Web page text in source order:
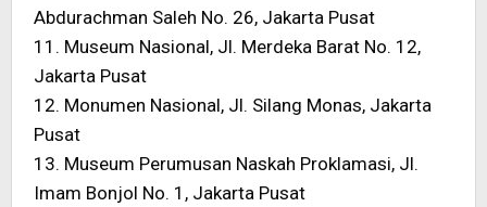
Abdurachman Saleh No. 26, Jakarta Pusat
11. Museum Nasional, Jl. Merdeka Barat No. 12,
Jakarta Pusat
12. Monumen Nasional, Jl. Silang Monas, Jakarta
Pusat
13. Museum Perumusan Naskah Proklamasi, Jl.
Imam Bonjol No. 1, Jakarta Pusat